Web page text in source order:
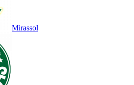
Mirassol